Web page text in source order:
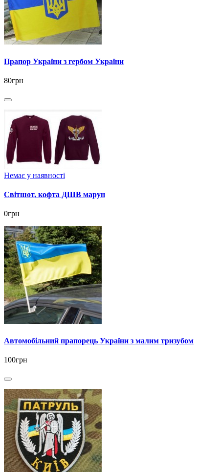
Прапор України з гербом України
80грн
Немає у наявності
Світшот, кофта ДШВ марун
0грн
Автомобільний прапорець України з малим тризубом
100грн